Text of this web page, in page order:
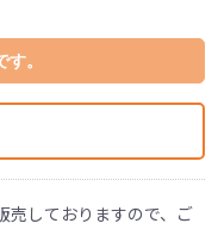
。
売しておりますので、ご